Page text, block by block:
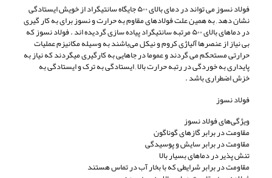
فولاد نسوز می تواند در دمای بالای ۵۰۰ جايگاه سانتیگراد از خویش ایستادگی
نشان دهد , به همین علت فولادهای مقاوم به حرارت و نسوز برای به کار گیری
در دماهای بالای ۵۰۰ مرتبه سانتیگراد پیاده سازی گردیده اند . فولاد نسوز که
بی نیاز از عنصرها آلیاژی کروم و نیکل می‌باشند به وسیله مکانیزم عملیات
حرارتی مستحکم می گردند و عموما در جاهایی به کارگیری میگردند که نیاز به
پایداری به خوردگی در رتبه حرارت بالا , ایستادگی به ترک و ایستادگی به
خزش اضطراری باشد .
فولاد نسوز
ویژگی‌های فولاد نسوز
مقاومت در برابر گازهای گوناگون
مقاومت در برابر سایش و پوسیدگی
تنش پذیر در دماهای بسیار بالا
مقاومت در برابر شرایطی که با بخار آب در تماس هستند